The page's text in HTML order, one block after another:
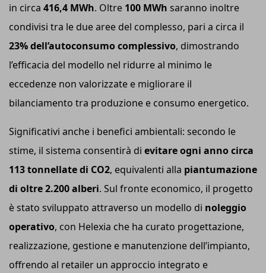
in circa 416,4 MWh. Oltre 100 MWh saranno inoltre
condivisi tra le due aree del complesso, pari a circa il
23% dell’autoconsumo complessivo, dimostrando
l’efficacia del modello nel ridurre al minimo le
eccedenze non valorizzate e migliorare il
bilanciamento tra produzione e consumo energetico.
Significativi anche i benefici ambientali: secondo le
stime, il sistema consentirà di evitare ogni anno circa
113 tonnellate di CO2, equivalenti alla piantumazione
di oltre 2.200 alberi. Sul fronte economico, il progetto
è stato sviluppato attraverso un modello di noleggio
operativo, con Helexia che ha curato progettazione,
realizzazione, gestione e manutenzione dell’impianto,
offrendo al retailer un approccio integrato e